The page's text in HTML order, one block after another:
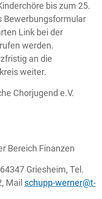
bis zum 25.
Bewerbungsformular
Link bei der
werden.
an die
weiter.
Chorjugend e.V.
Bereich Finanzen
Griesheim, Tel.
Mail schupp-werner@t-